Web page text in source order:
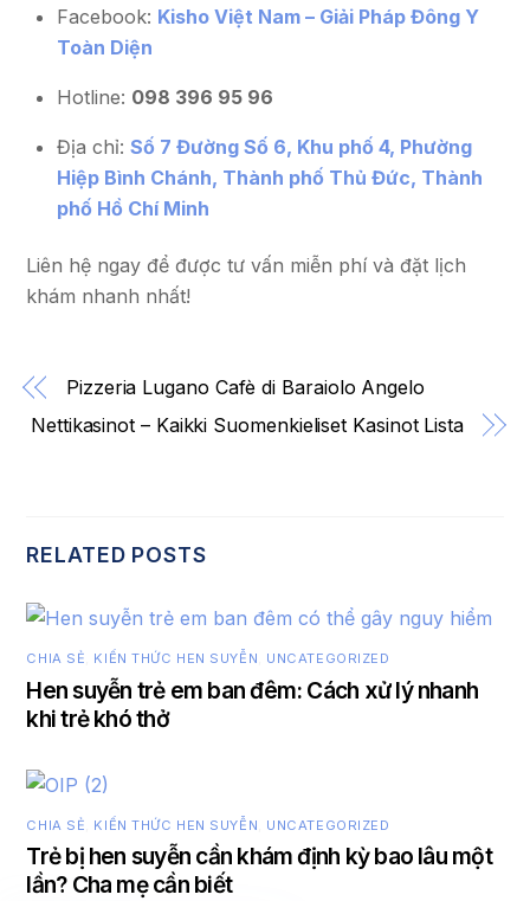
Facebook: Kisho Việt Nam – Giải Pháp Đông Y
Toàn Diện
Hotline: 098 396 95 96
Địa chỉ: Số 7 Đường Số 6, Khu phố 4, Phường
Hiệp Bình Chánh, Thành phố Thủ Đức, Thành
phố Hồ Chí Minh
Liên hệ ngay để được tư vấn miễn phí và đặt lịch
khám nhanh nhất!
Pizzeria Lugano Cafè di Baraiolo Angelo
Nettikasinot – Kaikki Suomenkieliset Kasinot Lista
RELATED POSTS
CHIA SẺ KIẾN THỨC HEN SUYỄN UNCATEGORIZED
Hen suyễn trẻ em ban đêm: Cách xử lý nhanh
khi trẻ khó thở
CHIA SẺ KIẾN THỨC HEN SUYỄN UNCATEGORIZED
Trẻ bị hen suyễn cần khám định kỳ bao lâu một
lần? Cha mẹ cần biết